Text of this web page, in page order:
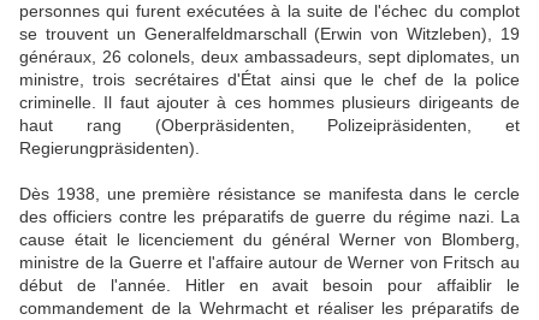
personnes qui furent exécutées à la suite de l'échec du complot
se trouvent un Generalfeldmarschall (Erwin von Witzleben), 19
généraux, 26 colonels, deux ambassadeurs, sept diplomates, un
ministre, trois secrétaires d'État ainsi que le chef de la police
criminelle. Il faut ajouter à ces hommes plusieurs dirigeants de
haut rang (Oberpräsidenten, Polizeipräsidenten, et
Regierungpräsidenten).
Dès 1938, une première résistance se manifesta dans le cercle
des officiers contre les préparatifs de guerre du régime nazi. La
cause était le licenciement du général Werner von Blomberg,
ministre de la Guerre et l'affaire autour de Werner von Fritsch au
début de l'année. Hitler en avait besoin pour affaiblir le
commandement de la Wehrmacht et réaliser les préparatifs de